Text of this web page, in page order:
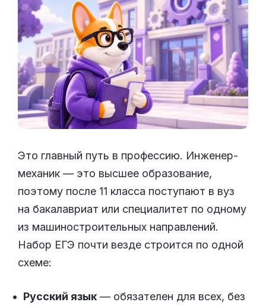
Это главный путь в профессию. Инженер-
механик — это высшее образование,
поэтому после 11 класса поступают в вуз
на бакалавриат или специалитет по одному
из машиностроительных направлений.
Набор ЕГЭ почти везде строится по одной
схеме:
Русский язык — обязателен для всех, без